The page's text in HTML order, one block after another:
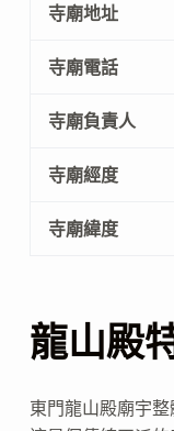
寺廟地址
寺廟電話
寺廟負責人
寺廟經度
寺廟緯度
龍山殿
東門龍山殿廟宇